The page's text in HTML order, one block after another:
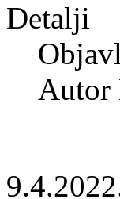
Detalji
Autor